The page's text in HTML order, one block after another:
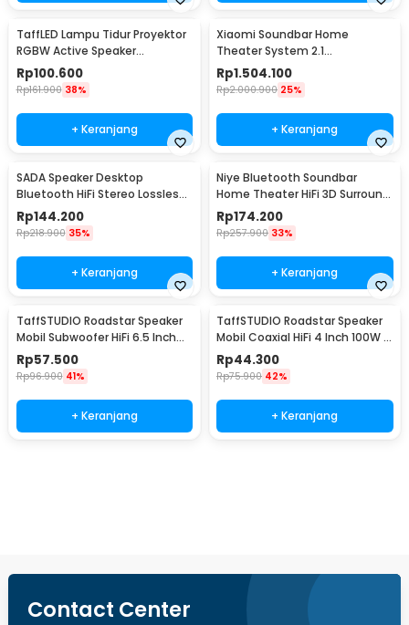
TaffLED Lampu Tidur Proyektor
RGBW Active Speaker
Bluetooth Remote - BL-XK01
Rp100.600
Rp161.900 38%
+ Keranjang
Xiaomi Soundbar Home
Theater System 2.1
Subwoofers 100W Bluetooth
5.0 - MDZ-35-DA
Rp1.504.100
Rp2.000.900 25%
+ Keranjang
SADA Speaker Desktop
Bluetooth HiFi Stereo Lossless
Decoding AUX 3W - V-111
Rp144.200
Rp218.900 35%
+ Keranjang
Niye Bluetooth Soundbar
Home Theater HiFi 3D Surround
- V8
Rp174.200
Rp257.900 33%
+ Keranjang
TaffSTUDIO Roadstar Speaker
Mobil Subwoofer HiFi 6.5 Inch
160W 1 PCS - VO-602
Rp57.500
Rp96.900 41%
+ Keranjang
TaffSTUDIO Roadstar Speaker
Mobil Coaxial HiFi 4 Inch 100W 1
PCS - VO-402
Rp44.300
Rp75.900 42%
+ Keranjang
Contact Center